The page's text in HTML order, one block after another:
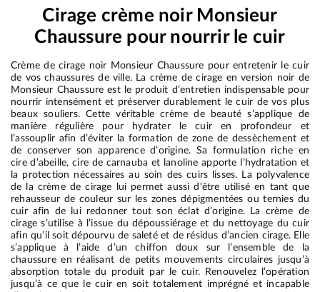
Cirage crème noir Monsieur
Chaussure pour nourrir le cuir
Crème de cirage noir Monsieur Chaussure pour entretenir le cuir
de vos chaussures de ville. La crème de cirage en version noir de
Monsieur Chaussure est le produit d’entretien indispensable pour
nourrir intensément et préserver durablement le cuir de vos plus
beaux souliers. Cette véritable crème de beauté s’applique de
manière régulière pour hydrater le cuir en profondeur et
l’assouplir afin d’éviter la formation de zone de dessèchement et
de conserver son apparence d’origine. Sa formulation riche en
cire d’abeille, cire de carnauba et lanoline apporte l’hydratation et
la protection nécessaires au soin des cuirs lisses. La polyvalence
de la crème de cirage lui permet aussi d'être utilisé en tant que
rehausseur de couleur sur les zones dépigmentées ou ternies du
cuir afin de lui redonner tout son éclat d’origine. La crème de
cirage s’utilise à l’issue du dépoussiérage et du nettoyage du cuir
afin qu’il soit dépourvu de saleté et de résidus d’ancien cirage. Elle
s’applique à l’aide d’un chiffon doux sur l’ensemble de la
chaussure en réalisant de petits mouvements circulaires jusqu’à
absorption totale du produit par le cuir. Renouvelez l’opération
jusqu’à ce que le cuir en soit totalement imprégné et incapable